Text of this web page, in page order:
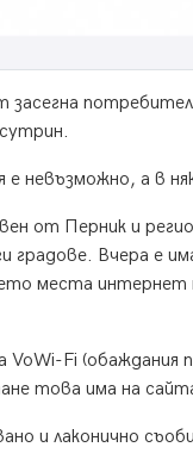
невъзможно, а в
от Перник и
градове. Вчера е
места
Fi
това има на
и лаконично